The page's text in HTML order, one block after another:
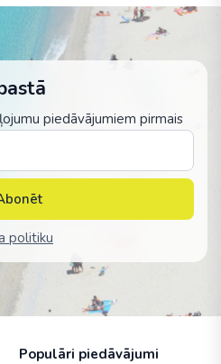
piedāvājumiem pirmais
politiku
Populāri piedāvājumi